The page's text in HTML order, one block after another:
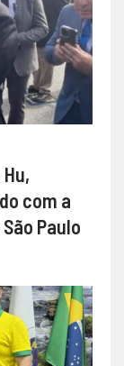
com a
Paulo